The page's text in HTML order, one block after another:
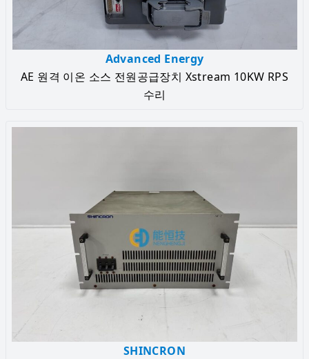
Advanced Energy
AE 원격 이온 소스 전원공급장치 Xstream 10KW RPS
수리
SHINCRON